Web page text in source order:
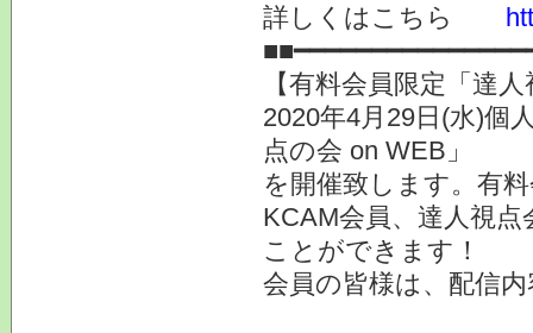
詳しくはこちら
【有料会員限定「達
2020年4月29日(水)個
点の会 on WEB」
を開催致します。有
KCAM会員、達人視
ことができます！
会員の皆様は、配信